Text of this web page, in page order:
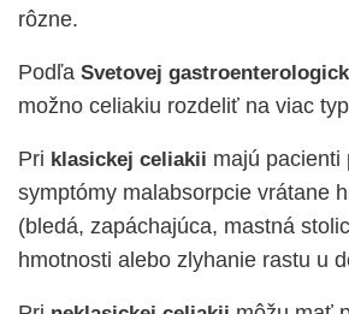
rôzne.
Podľa Svetovej
možno celiakiu rozdeliť na viac
Pri klasickej celiakii majú pacienti
symptómy malabsorpcie vrátane
(bledá, zapáchajúca, mastná
hmotnosti alebo zlyhanie rastu u